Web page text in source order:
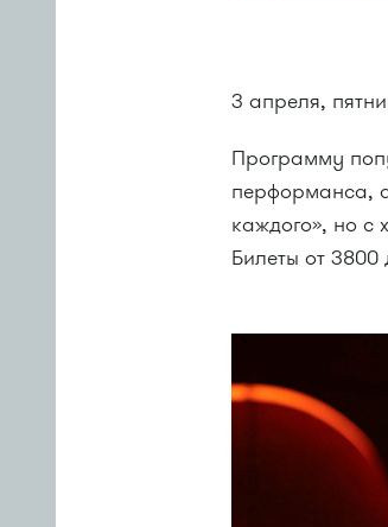
3 апреля,
Программу
перформанса,
каждого», но с
Билеты от